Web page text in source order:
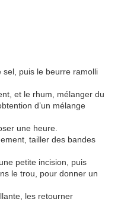
sel, puis le beurre ramolli
et le rhum, mélanger du
d’un mélange
une heure.
tailler des bandes
petite incision, puis
le trou, pour donner un
les retourner